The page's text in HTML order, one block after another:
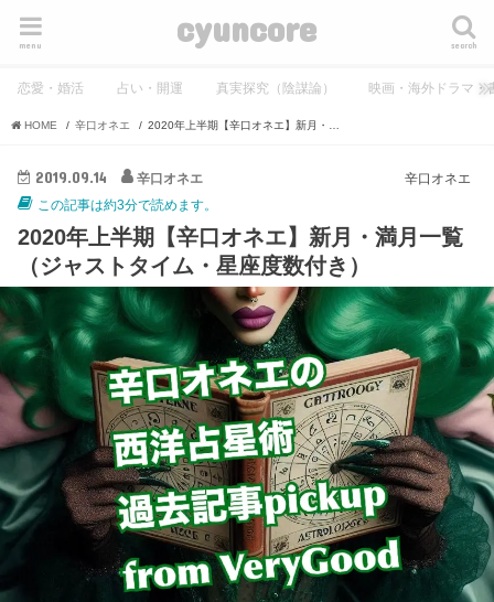
cyuncore search
menu
恋愛・婚活 占い・開運 真実探究（陰謀論） 映画・海外ドラマ・
HOME 辛口オネエ
辛口オネエ
2019.09.14
辛口オネエ
この記事は約3分で読めます。
2020年上半期【辛口オネエ】新月・満月一覧
（ジャストタイム・星座度数付き）